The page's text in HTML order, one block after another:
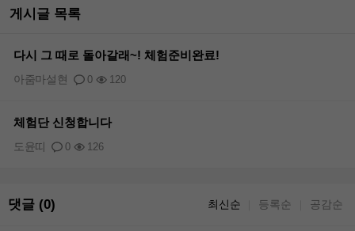
게시글 목록
다시 그 때로 돌아갈래~! 체험준비완료!
0 120
아줌마설현
체험단 신청합니다
0 126
도윤띠
댓글 (0) 최신순 등록순 공감순